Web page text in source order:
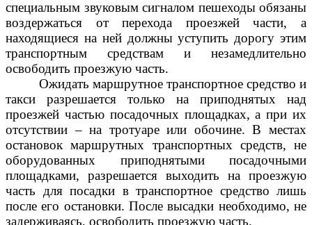
специальным звуковым сигналом пешеходы обязаны
воздержаться от перехода проезжей части, а
находящиеся на ней должны уступить дорогу этим
транспортным средствам и незамедлительно
освободить проезжую часть.
Ожидать маршрутное транспортное средство и
такси разрешается только на приподнятых над
проезжей частью посадочных площадках, а при их
отсутствии – на тротуаре или обочине. В местах
остановок маршрутных транспортных средств, не
оборудованных приподнятыми посадочными
площадками, разрешается выходить на проезжую
часть для посадки в транспортное средство лишь
после его остановки. После высадки необходимо, не
задерживаясь, освободить проезжую часть.